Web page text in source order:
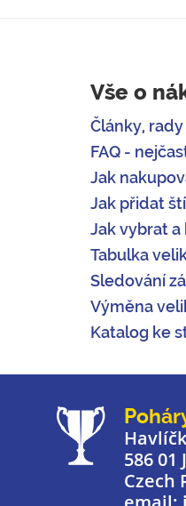
Vše o
Články,
FAQ -
Jak
Jak přidat
Jak vybrat
Tabulka
Sledování
Výměna
Katalog ke
586 01
Czech